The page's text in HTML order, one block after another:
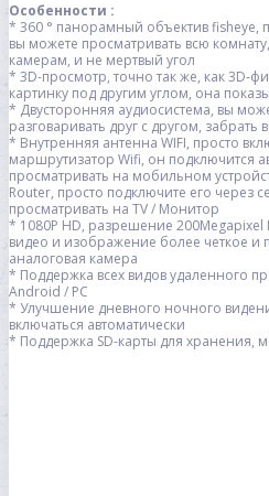
Особенности :
* 360 ° панорамный объектив fisheye,
вы можете просматривать всю
камерам, и не мертвый угол
* 3D-просмотр, точно так же, как 3D-
картинку под другим углом, она
* Двусторонняя аудиосистема, вы
разговаривать друг с другом, забрать
* Внутренняя антенна WIFI, просто
маршрутизатор Wifi, он подключится
просматривать на мобильном
Router, просто подключите его через
просматривать на TV / Монитор
* 1080P HD, разрешение
видео и изображение более четкое и
аналоговая камера
* Поддержка всех видов удаленного
Android / PC
* Улучшение дневного ночного
включаться автоматически
* Поддержка SD-карты для хранения,